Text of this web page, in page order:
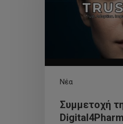
Νέα
Συμμετοχή